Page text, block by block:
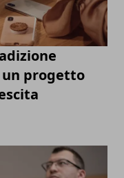
progetto